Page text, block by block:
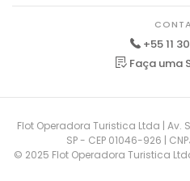
+55 11
Faça uma
Flot Operadora Turistica Ltda | Av.
SP - CEP 01046-926 |
© 2025 Flot Operadora Turistica